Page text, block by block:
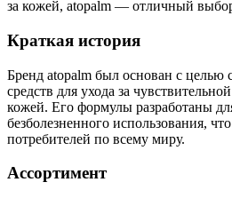
за кожей, atopalm — отличный
Краткая история
Бренд atopalm был основан с целью
средств для ухода за
кожей. Его формулы разработаны
безболезненного использования,
потребителей по всему миру.
Ассортимент